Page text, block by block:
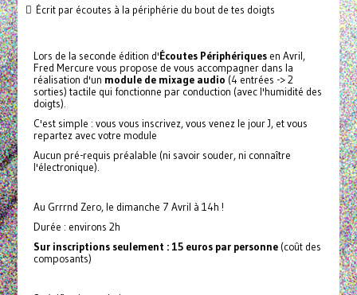
Écrit par écoutes à la périphérie du bout de tes doigts
Lors de la seconde édition d'Écoutes Périphériquesen Avril,
Fred Mercure vous propose de vous accompagner dans la
réalisation d'un module de mixage audio (4 entrées -> 2
sorties) tactile qui fonctionne par conduction (avec l'humidité des
doigts).
C'est simple : vous vous inscrivez, vous venez le jour J, et vous
repartez avec votre module
Aucun pré-requis préalable (ni savoir souder, ni connaître
l'électronique).
Au Grrrnd Zero, le dimanche 7 Avril à 14h !
Durée : environs 2h
Sur inscriptions seulement : 15 euros par personne(coût des
composants)